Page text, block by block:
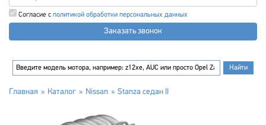
Согласие с политикой обработки персональных данных
Заказать звонок
Главная Каталог Nissan Stanza седан II